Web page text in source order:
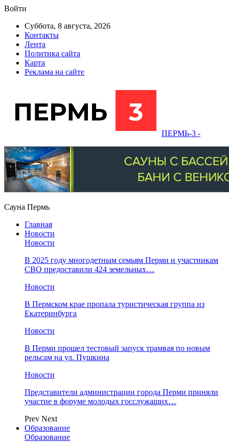
Войти
Суббота, 8 августа, 2026
Контакты
Лента
Политика сайта
Карта
Реклама на сайте
ПЕРМЬ-3 -
Сауна Пермь
Главная
Новости
Новости
В 2025 году многодетным семьям Перми и участникам
СВО предоставили 424 земельных…
Новости
​В Пермском крае пропала туристическая группа из
Екатеринбурга
Новости
В Перми прошел тестовый запуск трамвая по новым
рельсам на ул. Пушкина
Новости
Представители администрации города Перми приняли
участие в форуме молодых госслужащих…
Prev Next
Образование
Образование